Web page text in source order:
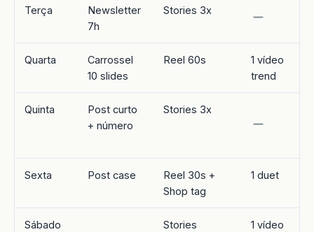
Terça
Newsletter
7h
Stories 3x
Quarta
Carrossel
10 slides
Reel 60s
1 vídeo
trend
Quinta
Post curto
+ número
Stories 3x
Sexta Post case
Reel 30s +
Shop tag
1 duet
Sábado
Stories
1 vídeo